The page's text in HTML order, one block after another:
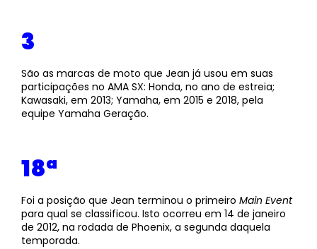
3
São as marcas de moto que Jean já usou em suas
participações no AMA SX: Honda, no ano de estreia;
Kawasaki, em 2013; Yamaha, em 2015 e 2018, pela
equipe Yamaha Geração.
18ª
Foi a posição que Jean terminou o primeiro Main Event
para qual se classificou. Isto ocorreu em 14 de janeiro
de 2012, na rodada de Phoenix, a segunda daquela
temporada.